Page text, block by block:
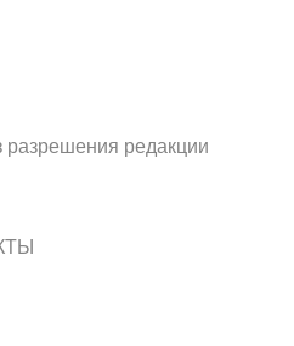
разрешения редакции